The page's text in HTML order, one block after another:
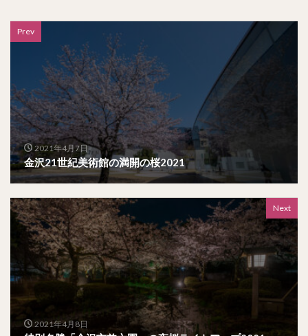
Prev
2021年4月7日
金沢21世紀美術館の満開の桜2021
Next
2021年4月8日